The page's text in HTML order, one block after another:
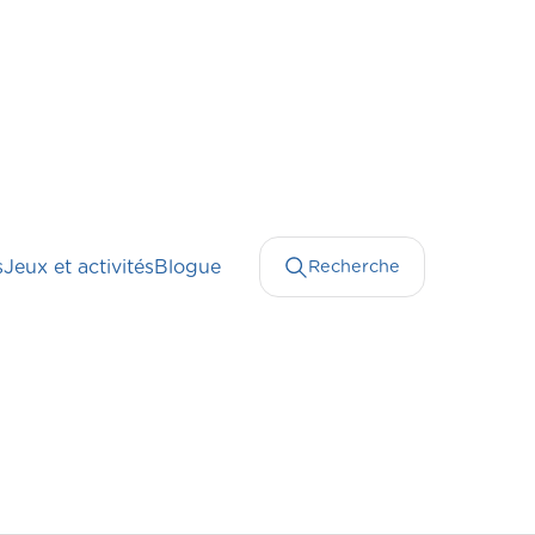
Jeux et activitésBlogue Recherche